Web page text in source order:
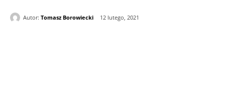
Autor: Tomasz Borowiecki 12 lutego, 2021